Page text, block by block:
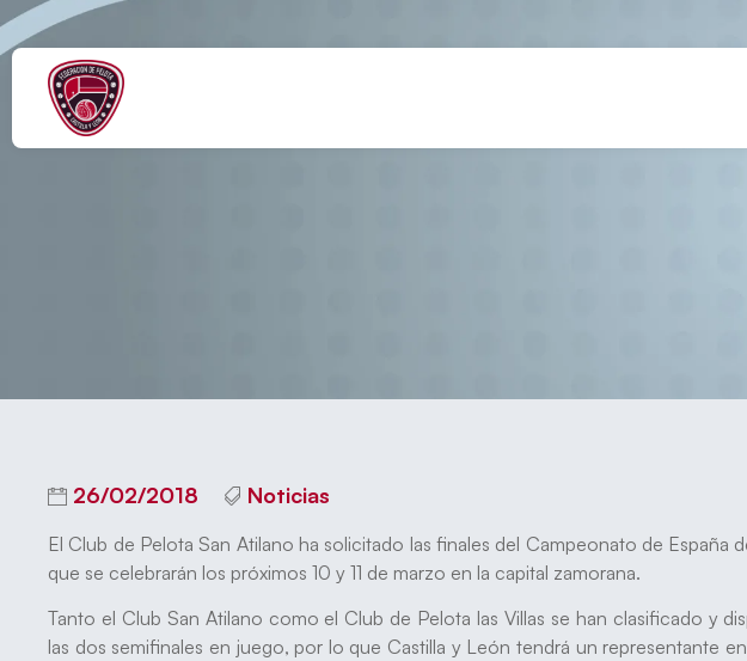
Zamora acogerá las finales del
26/02/2018 Noticias
El Club de Pelota San Atilano ha solicitado las finales del Campeonato de España
que se celebrarán los próximos 10 y 11 de marzo en la capital zamorana.
Tanto el Club San Atilano como el Club de Pelota las Villas se han clasificado y
las dos semifinales en juego, por lo que Castilla y León tendrá un representante